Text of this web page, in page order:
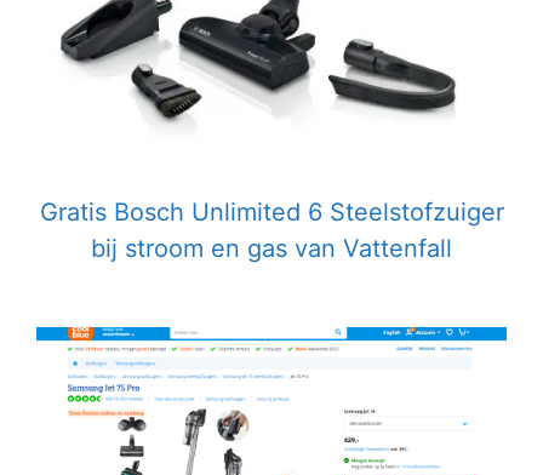
Gratis Bosch Unlimited 6 Steelstofzuiger
bij stroom en gas van Vattenfall